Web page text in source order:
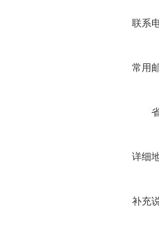
联系
常用
详细
补充